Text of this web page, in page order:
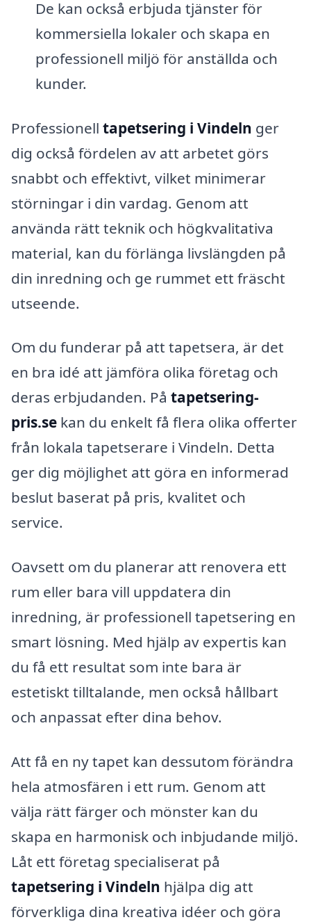
De kan också erbjuda tjänster för
kommersiella lokaler och skapa en
professionell miljö för anställda och
kunder.
Professionell tapetsering i Vindeln ger
dig också fördelen av att arbetet görs
snabbt och effektivt, vilket minimerar
störningar i din vardag. Genom att
använda rätt teknik och högkvalitativa
material, kan du förlänga livslängden på
din inredning och ge rummet ett fräscht
utseende.
Om du funderar på att tapetsera, är det
en bra idé att jämföra olika företag och
deras erbjudanden. På tapetsering-
pris.se kan du enkelt få flera olika offerter
från lokala tapetserare i Vindeln. Detta
ger dig möjlighet att göra en informerad
beslut baserat på pris, kvalitet och
service.
Oavsett om du planerar att renovera ett
rum eller bara vill uppdatera din
inredning, är professionell tapetsering en
smart lösning. Med hjälp av expertis kan
du få ett resultat som inte bara är
estetiskt tilltalande, men också hållbart
och anpassat efter dina behov.
Att få en ny tapet kan dessutom förändra
hela atmosfären i ett rum. Genom att
välja rätt färger och mönster kan du
skapa en harmonisk och inbjudande miljö.
Låt ett företag specialiserat på
tapetsering i Vindeln hjälpa dig att
förverkliga dina kreativa idéer och göra